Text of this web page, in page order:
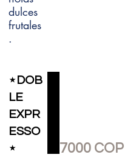
dulces
frutales
.
⋆DOB
LE
EXPR
ESSO
⋆
7000 COP